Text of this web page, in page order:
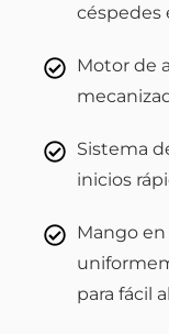
céspedes
Motor de
Sistema
inicios
Mango
para fácil